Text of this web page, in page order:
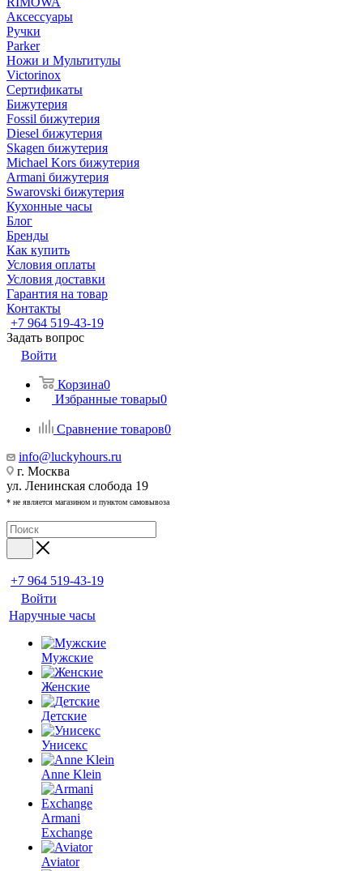
Аксессуары
Ручки
Parker
Ножи и Мультитулы
Victorinox
Сертификаты
Бижутерия
Fossil бижутерия
Diesel бижутерия
Skagen бижутерия
Michael Kors бижутерия
Armani бижутерия
Swarovski бижутерия
Кухонные часы
Блог
Бренды
Как купить
Условия оплаты
Условия доставки
Гарантия на товар
Контакты
+7 964 519-43-19
Задать вопрос
Войти
Корзина0
Избранные товары0
Сравнение товаров0
info@luckyhours.ru
г. Москва
ул. Ленинская слобода 19
* не является магазином и пунктом самовывоза
+7 964 519-43-19
Войти
Наручные часы
Мужские
Женские
Детские
Унисекс
Anne Klein
Armani
Exchange
Aviator